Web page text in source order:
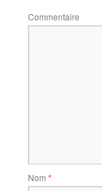
Commentaire
Nom *